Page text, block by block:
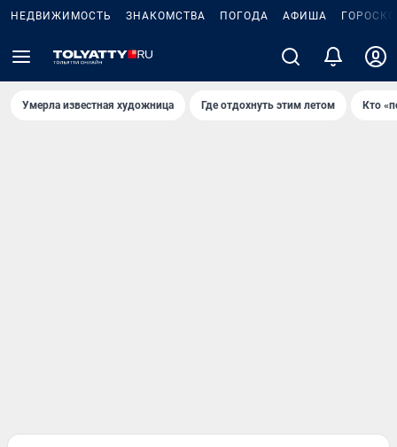
НЕДВИЖИМОСТЬ ЗНАКОМСТВА ПОГОДА АФИША
Умерла известная художница Где отдохнуть этим летом Кто